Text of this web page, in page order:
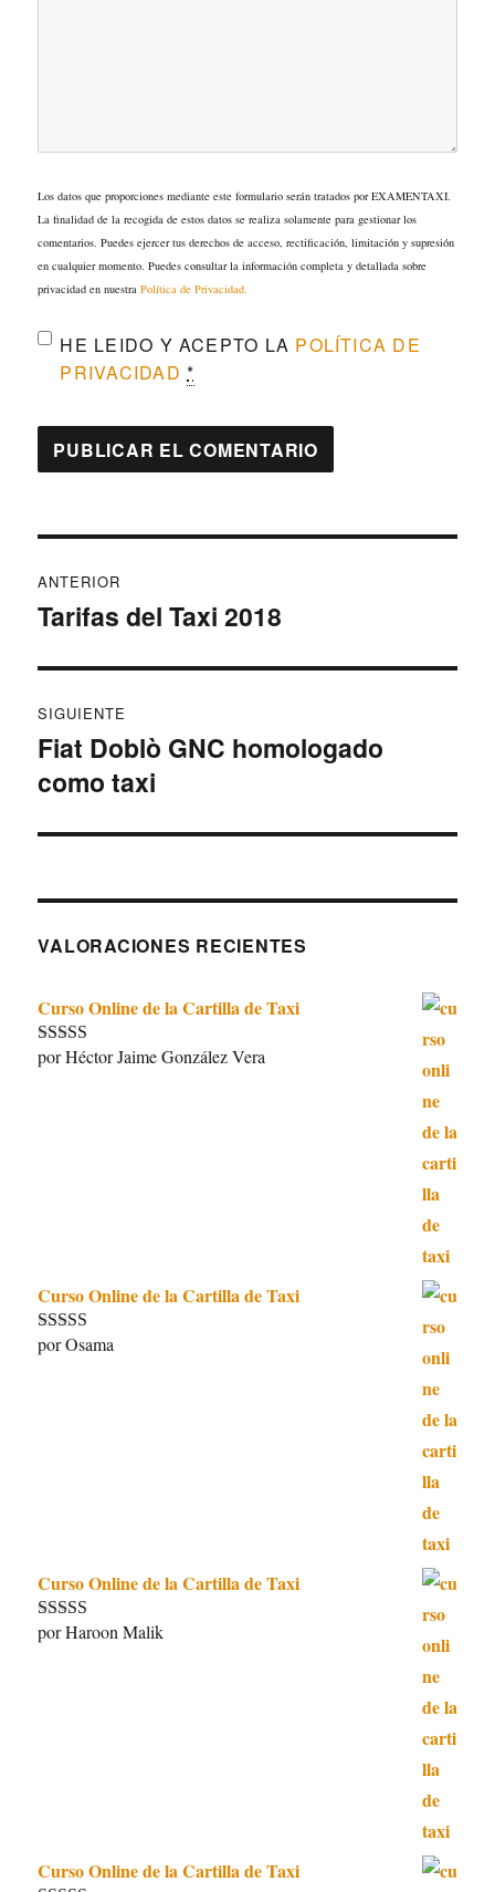
Los datos que proporciones mediante este formulario serán tratados por EXAMENTAXI.
La finalidad de la recogida de estos datos se realiza solamente para gestionar los
comentarios. Puedes ejercer tus derechos de acceso, rectificación, limitación y supresión
en cualquier momento. Puedes consultar la información completa y detallada sobre
privacidad en nuestraPolítica de Privacidad.
HE LEIDO Y ACEPTO LA POLÍTICA DE
PRIVACIDAD *
de
ANTERIOR
Entrada
Tarifas del Taxi 2018
SIGUIENTE
Entrada
siguiente:
Fiat Doblò GNC homologado
como taxi
VALORACIONES RECIENTES
Curso Online de la Cartilla de Taxi
Valorado con
por Héctor Jaime González Vera
Curso Online de la Cartilla de Taxi
Valorado con
por Osama
Curso Online de la Cartilla de Taxi
Valorado con
por Haroon Malik
Curso Online de la Cartilla de Taxi